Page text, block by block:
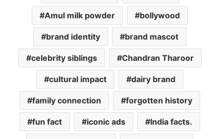
Amul milk powder bollywood
brand identity brand mascot
celebrity siblings Chandran Tharoor
cultural impact dairy brand
family connection forgotten history
fun fact iconic ads India facts.